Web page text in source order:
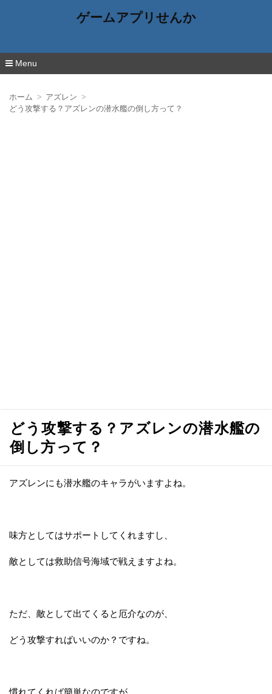
ゲームアプリせんか
Menu
ホーム
アズレン
どう攻撃する？アズレンの潜水艦の倒し方って？
どう攻撃する？アズレンの潜水艦の
倒し方って？
アズレンにも潜水艦のキャラがいますよね。
味方としてはサポートしてくれますし、
敵としては救助信号海域で戦えますよね。
ただ、敵として出てくると厄介なのが、
どう攻撃すればいいのか？ですね。
慣れてくれば簡単なのですが、